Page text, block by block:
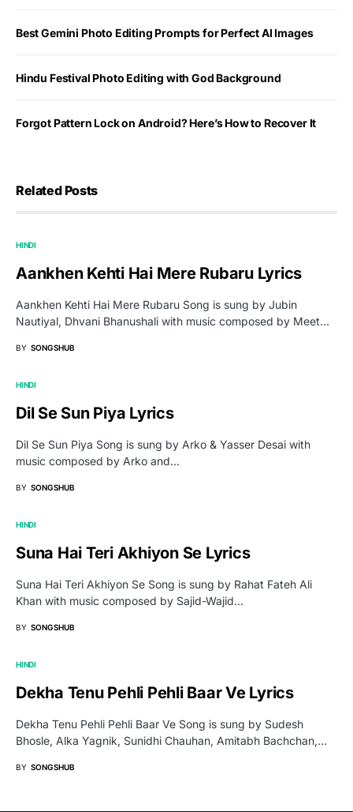
Best Gemini Photo Editing Prompts for Perfect AI Images
Hindu Festival Photo Editing with God Background
Forgot Pattern Lock on Android? Here’s How to Recover It
Related Posts
HINDI
Aankhen Kehti Hai Mere Rubaru Lyrics
Aankhen Kehti Hai Mere Rubaru Song is sung by Jubin
Nautiyal, Dhvani Bhanushali with music composed by Meet…
BY SONGSHUB
HINDI
Dil Se Sun Piya Lyrics
Dil Se Sun Piya Song is sung by Arko & Yasser Desai with
music composed by Arko and…
BY SONGSHUB
HINDI
Suna Hai Teri Akhiyon Se Lyrics
Suna Hai Teri Akhiyon Se Song is sung by Rahat Fateh Ali
Khan with music composed by Sajid-Wajid…
BY SONGSHUB
HINDI
Dekha Tenu Pehli Pehli Baar Ve Lyrics
Dekha Tenu Pehli Pehli Baar Ve Song is sung by Sudesh
Bhosle, Alka Yagnik, Sunidhi Chauhan, Amitabh Bachchan,…
BY SONGSHUB